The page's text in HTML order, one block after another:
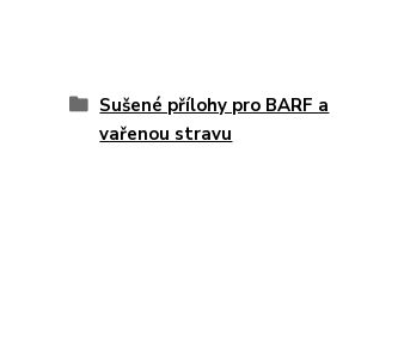
Sušené přílohy pro BARF a
vařenou stravu